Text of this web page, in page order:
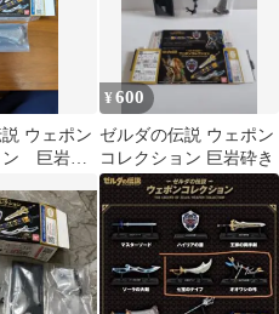
ウェポン
ン 巨岩砕
¥600
ゼルダの伝説 ウェポン
コレクション 巨岩砕き